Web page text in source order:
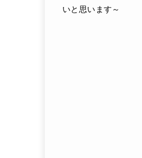
いと思います～